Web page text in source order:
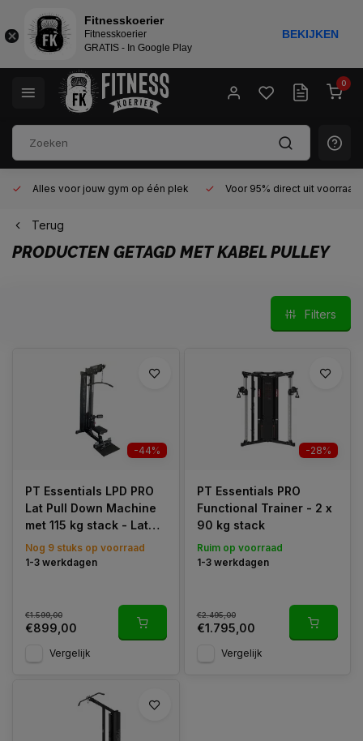
0
Alles voor jouw gym op één plek Voor 95% direct uit
Terug
PRODUCTEN GETAGD MET KABEL PULLEY
Filters
-44%
PT Essentials LPD PRO
Lat Pull Down Machine
met 115 kg stack - Lat
Pulldown
Nog 9 stuks op voorraad
1-3 werkdagen
€1.599,00
€899,00
Vergelijk
-28%
PT Essentials PRO
Functional Trainer - 2 x
90 kg stack
Ruim op voorraad
1-3 werkdagen
€2.495,00
€1.795,00
Vergelijk
Fitnesskoerier
Fitnesskoerier
GRATIS - In Google Play
BEKIJKEN